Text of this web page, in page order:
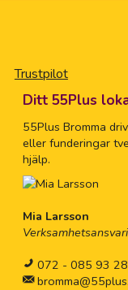
Trustpilot
Ditt 55Plus
55Plus Bromma
eller funderingar
hjälp.
Mia Larsson
072 - 085 93 28